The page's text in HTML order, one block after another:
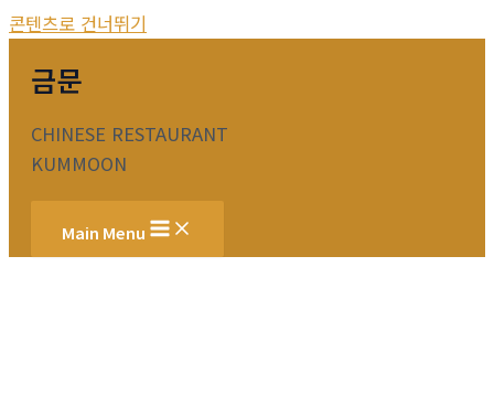
콘텐츠로 건너뛰기
금문
CHINESE RESTAURANT
KUMMOON
Main Menu